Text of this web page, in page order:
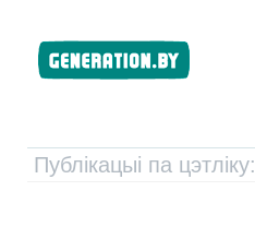
Публікацыі па цэтліку: